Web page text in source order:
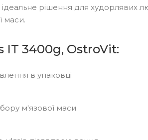
ідеальне рішення для худорлявих
маси.
IT 3400g, OstroVit:
в упаковці
м'язової маси